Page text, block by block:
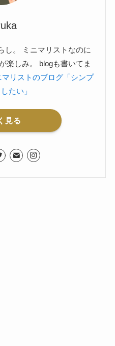
し。 ミニマリストなのに
楽しみ。 blogも書いてま
マリストのブログ「シンプ
たい」
見る